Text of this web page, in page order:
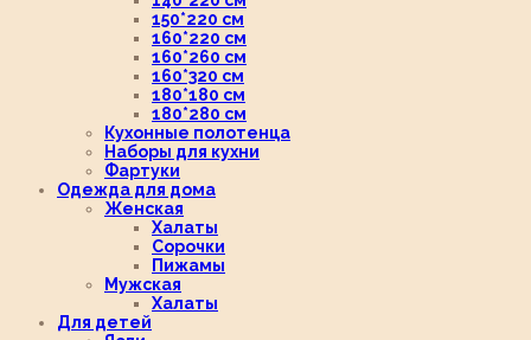
150*220 см
160*220 см
160*260 см
160*320 см
180*180 см
180*280 см
Кухонные полотенца
Наборы для кухни
Фартуки
Одежда для дома
Женская
Халаты
Сорочки
Пижамы
Мужская
Халаты
Для детей